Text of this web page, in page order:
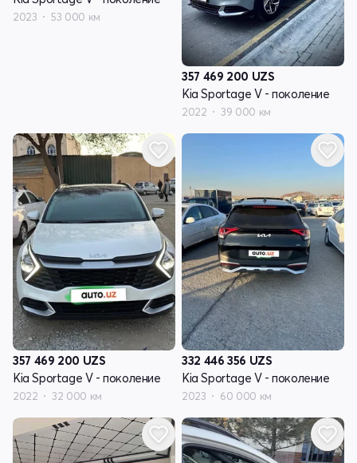
2023 53 000 км
357 469 200 UZS
Kia Sportage V - поколение
2022 39 000 км
357 469 200 UZS
Kia Sportage V - поколение
2022 32 000 км
332 446 356 UZS
Kia Sportage V - поколение
2023 60 000 км